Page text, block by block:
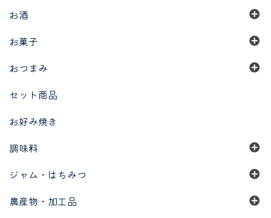
お酒
お菓子
おつまみ
セット商品
お好み焼き
調味料
ジャム・はちみつ
農産物・加工品